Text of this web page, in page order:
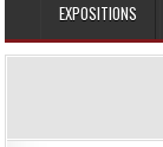
EXPOSITIONS